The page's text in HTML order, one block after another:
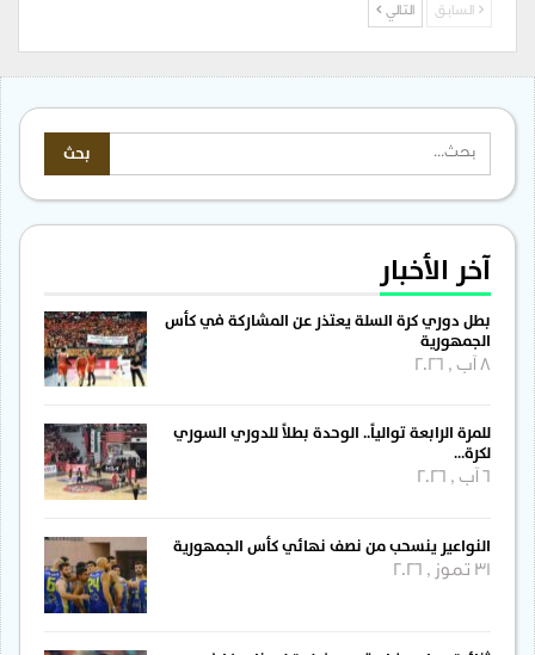
السابق التالي
آخر الأخبار
بطل دوري كرة السلة يعتذر عن المشاركة في كأس
الجمهورية
للمرة الرابعة توالياً.. الوحدة بطلاً للدوري السوري
لكرة…
النواعير ينسحب من نصف نهائي كأس الجمهورية
31 تموز , 2026